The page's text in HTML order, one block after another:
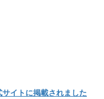
イトに掲載されました